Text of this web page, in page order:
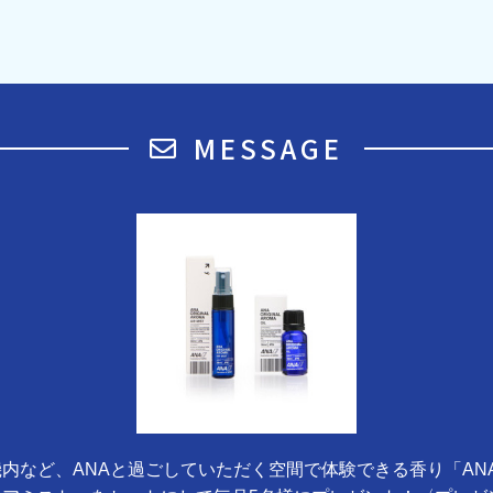
MESSAGE
など、ANAと過ごしていただく空間で体験できる香り「